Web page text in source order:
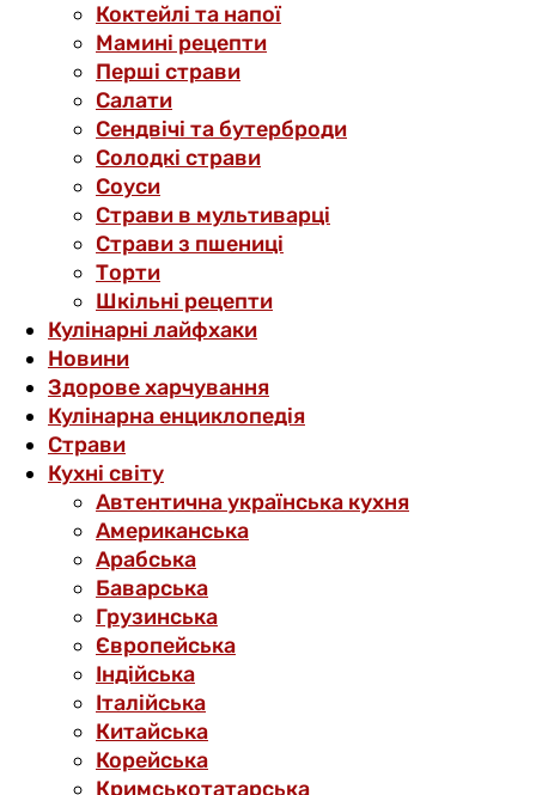
Коктейлі та напої
Мамині рецепти
Перші страви
Салати
Сендвічі та бутерброди
Солодкі страви
Соуси
Страви в мультиварці
Страви з пшениці
Торти
Шкільні рецепти
Кулінарні лайфхаки
Новини
Здорове харчування
Кулінарна енциклопедія
Страви
Кухні світу
Автентична українська кухня
Американська
Арабська
Баварська
Грузинська
Європейська
Індійська
Італійська
Китайська
Корейська
Кримськотатарська